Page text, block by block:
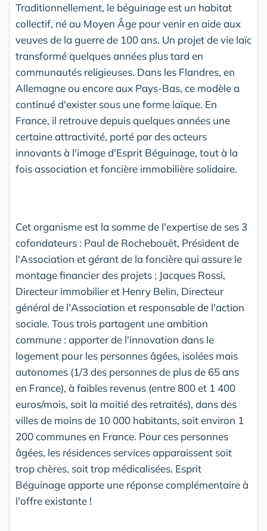
Traditionnellement, le béguinage est un habitat
collectif, né au Moyen Âge pour venir en aide aux
veuves de la guerre de 100 ans. Un projet de vie laïc
transformé quelques années plus tard en
communautés religieuses. Dans les Flandres, en
Allemagne ou encore aux Pays-Bas, ce modèle a
continué d'exister sous une forme laïque. En
France, il retrouve depuis quelques années une
certaine attractivité, porté par des acteurs
innovants à l'image d'Esprit Béguinage, tout à la
fois association et foncière immobilière solidaire.
Cet organisme est la somme de l'expertise de ses 3
cofondateurs : Paul de Rochebouët, Président de
l'Association et gérant de la foncière qui assure le
montage financier des projets ; Jacques Rossi,
Directeur immobilier et Henry Belin, Directeur
général de l'Association et responsable de l'action
sociale. Tous trois partagent une ambition
commune : apporter de l'innovation dans le
logement pour les personnes âgées, isolées mais
autonomes (1/3 des personnes de plus de 65 ans
en France), à faibles revenus (entre 800 et 1 400
euros/mois, soit la moitié des retraités), dans des
villes de moins de 10 000 habitants, soit environ 1
200 communes en France. Pour ces personnes
âgées, les résidences services apparaissent soit
trop chères, soit trop médicalisées. Esprit
Béguinage apporte une réponse complémentaire à
l'offre existante !